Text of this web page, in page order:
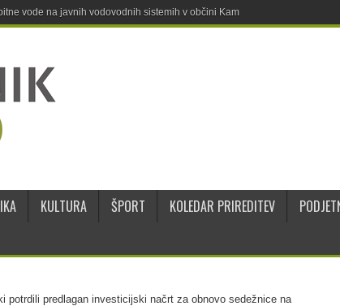
vode na javnih vodovodnih sistemih v občini Kamnik
KULTURA ŠPORT KOLEDAR PRIREDITEV
potrdili predlagan investicijski načrt za obnovo sedežnice na